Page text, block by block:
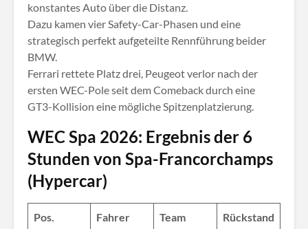
konstantes Auto über die Distanz.
Dazu kamen vier Safety-Car-Phasen und eine
strategisch perfekt aufgeteilte Rennführung beider
BMW.
Ferrari rettete Platz drei, Peugeot verlor nach der
ersten WEC-Pole seit dem Comeback durch eine
GT3-Kollision eine mögliche Spitzenplatzierung.
WEC Spa 2026: Ergebnis der 6
Stunden von Spa-Francorchamps
(Hypercar)
Pos. Fahrer Team Rückstand